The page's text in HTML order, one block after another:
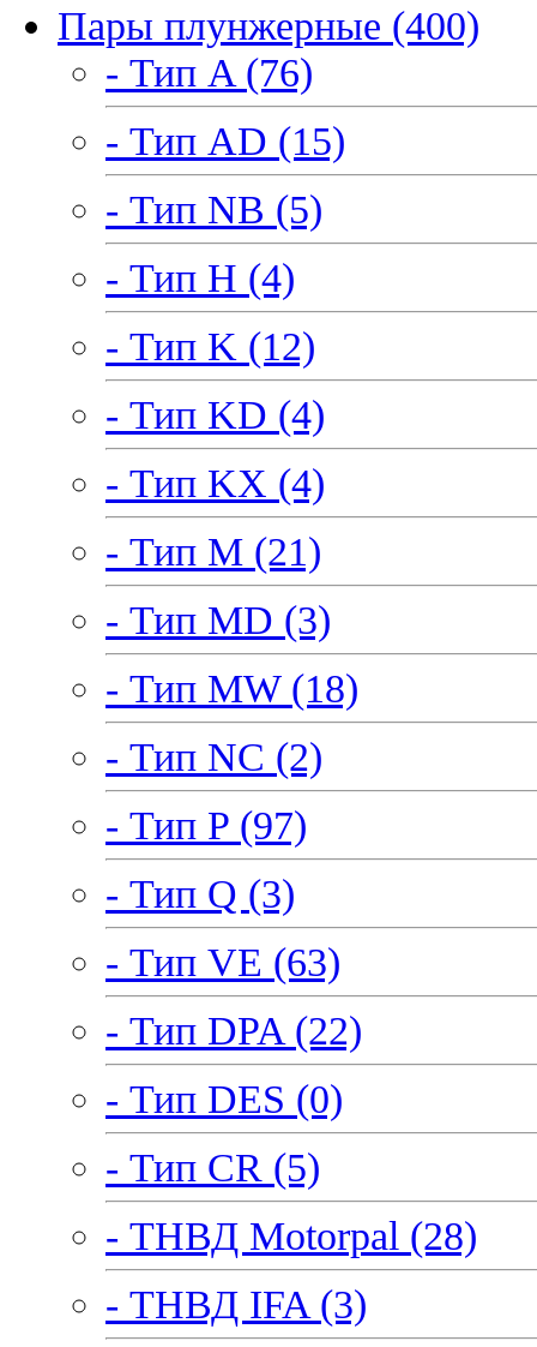
Пары плунжерные (400)
- Тип A (76)
- Тип AD (15)
- Тип NB (5)
- Тип H (4)
- Тип K (12)
- Тип KD (4)
- Тип KX (4)
- Тип M (21)
- Тип MD (3)
- Тип MW (18)
- Тип NC (2)
- Тип P (97)
- Тип Q (3)
- Тип VE (63)
- Тип DPA (22)
- Тип DES (0)
- Тип CR (5)
- ТНВД Motorpal (28)
- ТНВД IFA (3)